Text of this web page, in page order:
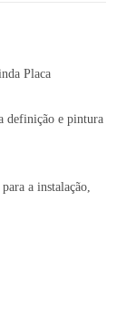
Placa
definição e pintura
a instalação,